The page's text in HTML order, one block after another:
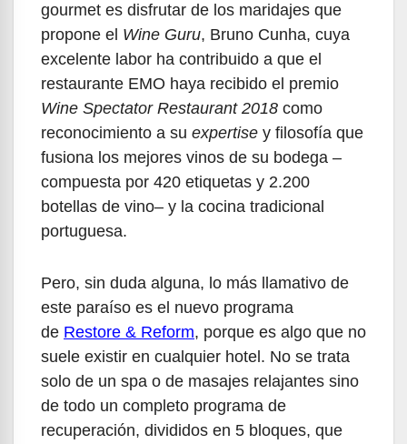
gourmet es disfrutar de los maridajes que
propone el Wine Guru, Bruno Cunha, cuya
excelente labor ha contribuido a que el
restaurante EMO haya recibido el premio
Wine Spectator Restaurant 2018 como
reconocimiento a su expertise y filosofía que
fusiona los mejores vinos de su bodega –
compuesta por 420 etiquetas y 2.200
botellas de vino– y la cocina tradicional
portuguesa.
Pero, sin duda alguna, lo más llamativo de
este paraíso es el nuevo programa
de Restore & Reform, porque es algo que no
suele existir en cualquier hotel. No se trata
solo de un spa o de masajes relajantes sino
de todo un completo programa de
recuperación, divididos en 5 bloques, que